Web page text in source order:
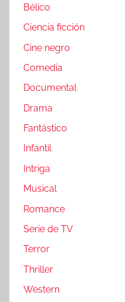
Bélico
Ciencia ficción
Cine negro
Comedia
Documental
Drama
Fantástico
Infantil
Intriga
Musical
Romance
Serie de TV
Terror
Thriller
Western